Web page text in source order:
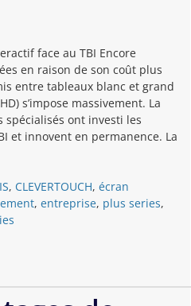
face au TBI Encore
en raison de son coût plus
entre tableaux blanc et grand
s’impose massivement. La
ont investi les
et innovent en permanence. La
, CLEVERTOUCH, écran
, entreprise, plus series,